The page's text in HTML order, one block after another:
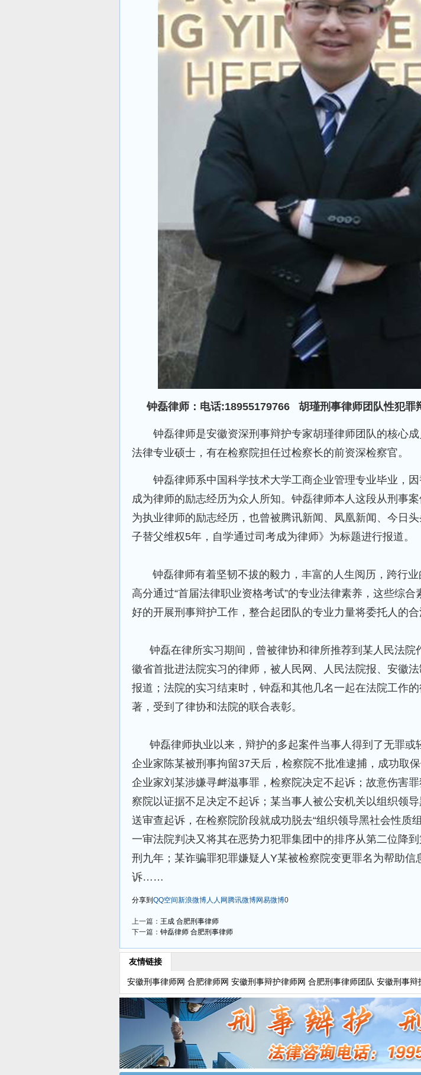
钟磊律师：电话:18955179766 胡瑾刑事律师团队性犯罪
钟磊律师是安徽资深刑事辩护专家胡瑾律师团队的核心成
法律专业硕士，有在检察院担任过检察长的前资深检察官。
钟磊律师系中国科学技术大学工商企业管理专业毕业，因
成为律师的励志经历为众人所知。钟磊律师本人这段从刑事
为执业律师的励志经历，也曾被腾讯新闻、凤凰新闻、今日
子替父维权5年，自学通过司考成为律师》为标题进行报道。
钟磊律师有着坚韧不拔的毅力，丰富的人生阅历，跨行业
高分通过“首届法律职业资格考试”的专业法律素养，这些综合
好的开展刑事辩护工作，整合起团队的专业力量将委托人的合
钟磊在律所实习期间，曾被律协和律所推荐到某人民法院
徽省首批进法院实习的律师，被人民网、人民法院报、安徽
报道；法院的实习结束时，钟磊和其他几名一起在法院工作
著，受到了律协和法院的联合表彰。
钟磊律师执业以来，辩护的多起案件当事人得到了无罪或
企业家陈某被刑事拘留37天后，检察院不批准逮捕，成功取
企业家刘某涉嫌寻衅滋事罪，检察院决定不起诉；故意伤害
察院以证据不足决定不起诉；某当事人被公安机关以组织领
送审查起诉，在检察院阶段就成功脱去“组织领导黑社会性质
一审法院判决又将其在恶势力犯罪集团中的排序从第二位降
刑九年；某诈骗罪犯罪嫌疑人Y某被检察院变更罪名为帮助信
诉……
分享到 QQ空间新浪微博人人网 腾讯微博网易微博0
上一篇： 王成 合肥刑事律师
下一篇： 钟磊律师 合肥刑事律师
友情链接
安徽刑事律师网 合肥律师网 安徽刑事辩护律师网 合肥刑事律师团队 安徽刑事辩